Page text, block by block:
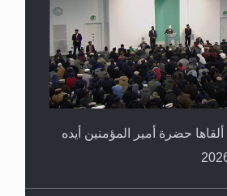
حضرة أمير المؤمنين أيده